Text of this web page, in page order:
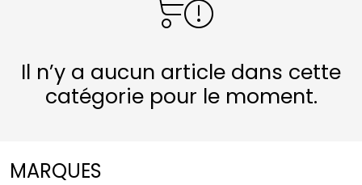
Il n’y a aucun article dans cette
catégorie pour le moment.
MARQUES